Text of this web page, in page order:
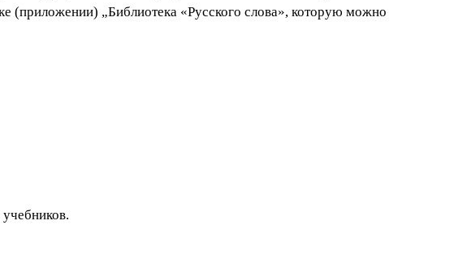
(приложении) „Библиотека «Русского слова», которую можно